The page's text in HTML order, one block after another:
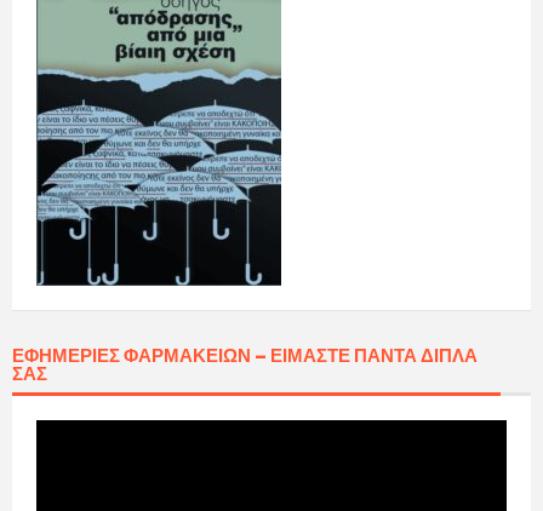
ΕΦΗΜΕΡΊΕΣ ΦΑΡΜΑΚΕΊΩΝ – ΕΊΜΑΣΤΕ ΠΆΝΤΑ ΔΊΠΛΑ
ΣΑΣ